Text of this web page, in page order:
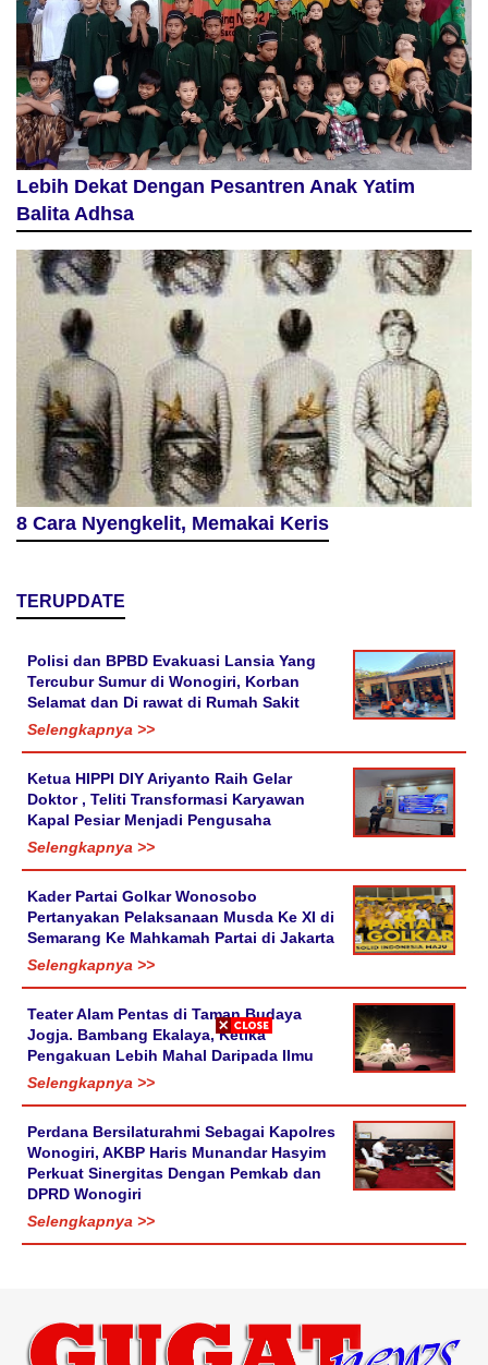
Lebih Dekat Dengan Pesantren Anak Yatim
Balita Adhsa
8 Cara Nyengkelit, Memakai Keris
TERUPDATE
Polisi dan BPBD Evakuasi Lansia Yang
Tercubur Sumur di Wonogiri, Korban
Selamat dan Di rawat di Rumah Sakit
Selengkapnya >>
Ketua HIPPI DIY Ariyanto Raih Gelar
Doktor , Teliti Transformasi Karyawan
Kapal Pesiar Menjadi Pengusaha
Selengkapnya >>
Kader Partai Golkar Wonosobo
Pertanyakan Pelaksanaan Musda Ke XI di
Semarang Ke Mahkamah Partai di Jakarta
Selengkapnya >>
Teater Alam Pentas di Taman Budaya
Jogja. Bambang Ekalaya, Ketika
Pengakuan Lebih Mahal Daripada Ilmu
Selengkapnya >>
Perdana Bersilaturahmi Sebagai Kapolres
Wonogiri, AKBP Haris Munandar Hasyim
Perkuat Sinergitas Dengan Pemkab dan
DPRD Wonogiri
Selengkapnya >>